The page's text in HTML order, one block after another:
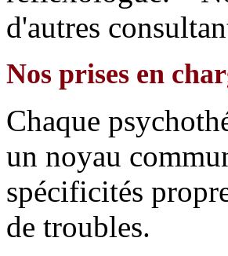
d'autres
Nos prises en
Chaque
un noyau
spécificités
de troubles.